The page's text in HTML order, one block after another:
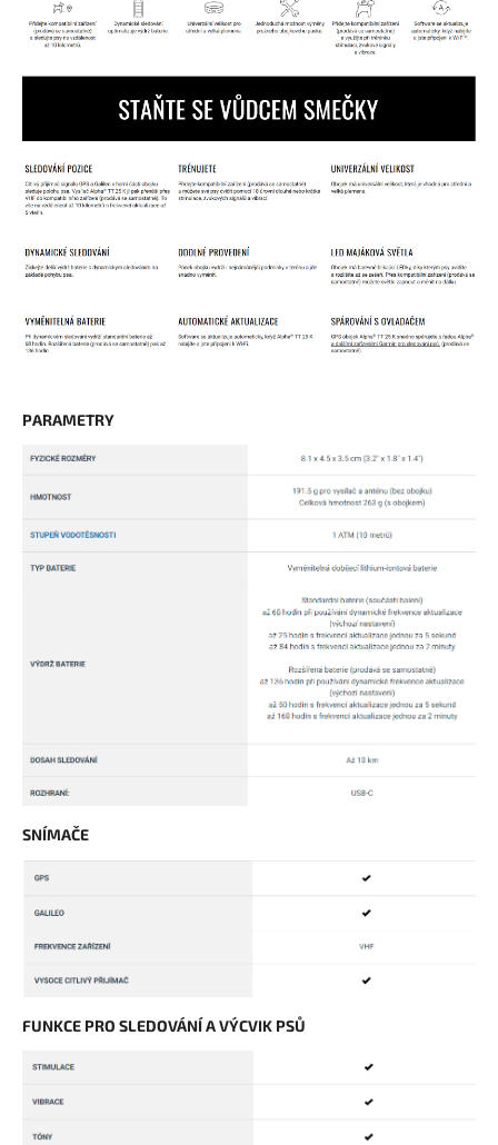
PARAMETRY
SNÍMAČE
FUNKCE PRO SLEDOVÁNÍ A VÝCVIK PSŮ